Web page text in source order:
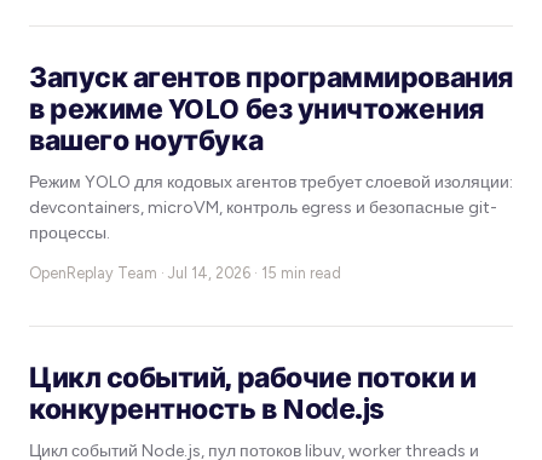
Запуск агентов программирования
в режиме YOLO без уничтожения
вашего ноутбука
Режим YOLO для кодовых агентов требует слоевой изоляции:
devcontainers, microVM, контроль egress и безопасные git-
процессы.
OpenReplay Team · Jul 14, 2026 · 15 min read
Цикл событий, рабочие потоки и
конкурентность в Node.js
Цикл событий Node.js, пул потоков libuv, worker threads и